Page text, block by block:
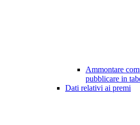
Ammontare
pubblicare in
Dati relativi ai premi